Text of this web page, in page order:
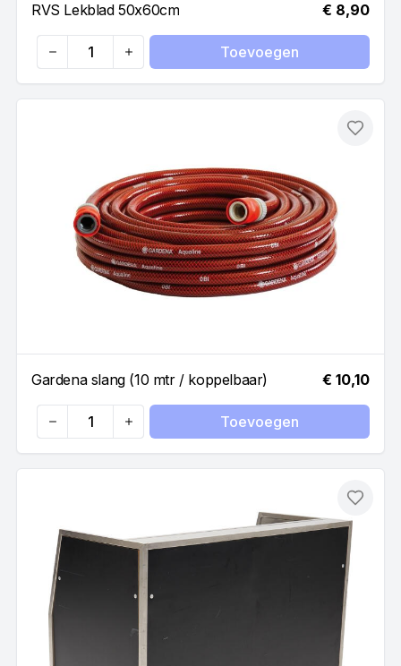
RVS Lekblad 50x60cm € 8,90
Quantity
Toevoegen
Gardena slang (10 mtr / koppelbaar) € 10,10
Quantity
Toevoegen